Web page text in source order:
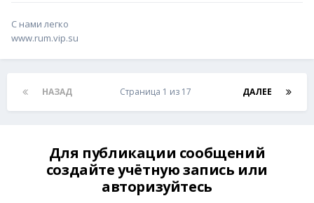
С нами легко
www.rum.vip.su
НАЗАД ДАЛЕЕ
Страница 1 из 17
Для публикации сообщений
создайте учётную запись или
авторизуйтесь